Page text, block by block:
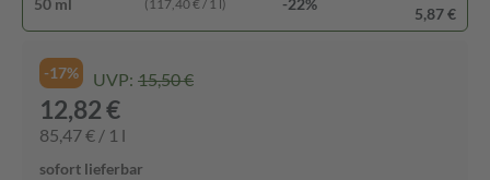
50 ml (117,40 € / 1 l) -22%
5,87 €
-17% UVP: 15,50 €
12,82 €
85,47 € / 1 l
sofort lieferbar